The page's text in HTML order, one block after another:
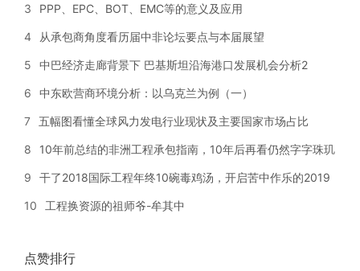
3 PPP、EPC、BOT、EMC等的意义及应用
4 从承包商角度看历届中非论坛要点与本届展望
5 中巴经济走廊背景下 巴基斯坦沿海港口发展机会分析2
6 中东欧营商环境分析：以乌克兰为例（一）
7 五幅图看懂全球风力发电行业现状及主要国家市场占比
8 10年前总结的非洲工程承包指南，10年后再看仍然字字珠玑
9 干了2018国际工程年终10碗毒鸡汤，开启苦中作乐的2019
10 工程换资源的祖师爷-牟其中
点赞排行